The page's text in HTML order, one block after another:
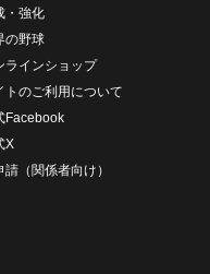
・強化
の野球
ラインショップ
トのご利用について
Facebook
X
請（関係者向け）